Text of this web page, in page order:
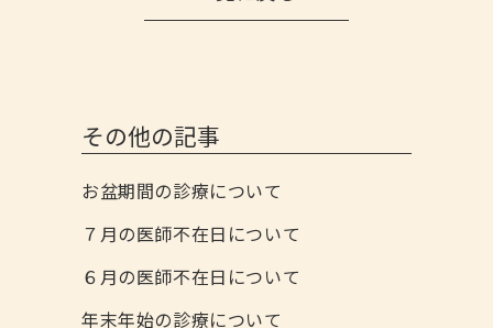
その他の記事
お盆期間の診療について
７月の医師不在日について
６月の医師不在日について
年末年始の診療について